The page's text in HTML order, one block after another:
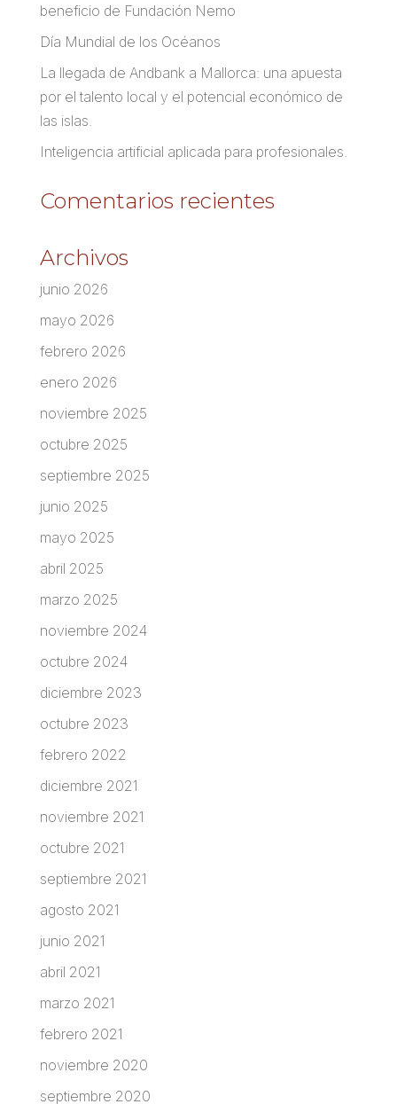
beneficio de Fundación Nemo
Día Mundial de los Océanos
La llegada de Andbank a Mallorca: una apuesta
por el talento local y el potencial económico de
las islas.
Inteligencia artificial aplicada para profesionales.
Comentarios recientes
Archivos
junio 2026
mayo 2026
febrero 2026
enero 2026
noviembre 2025
octubre 2025
septiembre 2025
junio 2025
mayo 2025
abril 2025
marzo 2025
noviembre 2024
octubre 2024
diciembre 2023
octubre 2023
febrero 2022
diciembre 2021
noviembre 2021
octubre 2021
septiembre 2021
agosto 2021
junio 2021
abril 2021
marzo 2021
febrero 2021
noviembre 2020
septiembre 2020